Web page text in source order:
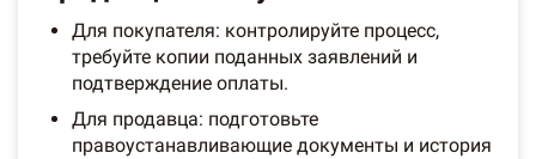
Для покупателя: контролируйте процесс,
требуйте копии поданных заявлений и
подтверждение оплаты.
Для продавца: подготовьте
правоустанавливающие документы и история